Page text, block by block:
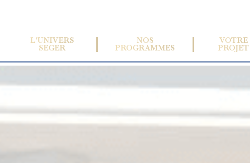
L'UNIVERS
SEGER
NOS
PROGRAMMES
VOTRE
PROJET